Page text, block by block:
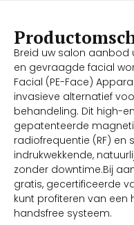
Breid uw salon
en gevraagde facial
Facial (PE-Face)
invasieve alternatief
behandeling. Dit high-
gepatenteerde
radiofrequentie (RF) en
indrukwekkende,
zonder downtime.Bij
gratis, gecertificeerde
kunt profiteren van een
handsfree systeem.